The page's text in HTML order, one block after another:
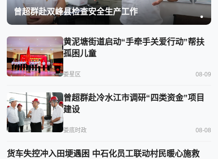
曾超群赴双峰县检查安全生产工作
黄泥塘街道启动“手牵手关爱行动”帮扶
孤困儿童
娄星区 08-09
曾超群赴冷水江市调研“四类资金”项目
建设
娄底时政 08-08
货车失控冲入田埂遇困 中石化员工联动村民暖心施救